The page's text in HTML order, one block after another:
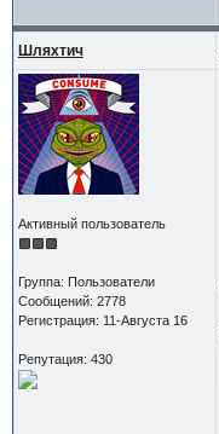
Шляхтич
Активный пользователь
Группа: Пользователи
Сообщений: 2778
Регистрация: 11-Августа 16
Репутация: 430